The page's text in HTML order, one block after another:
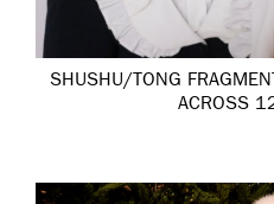
SHUSHU/TONG
ACROSS